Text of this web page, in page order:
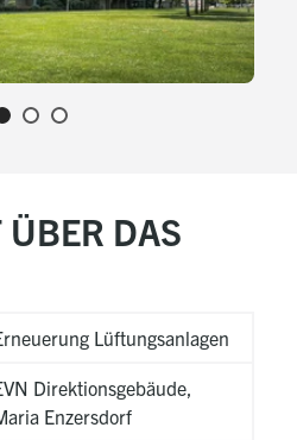
DAS
Lüftungsanlagen
Direktionsgebäude,
Enzersdorf